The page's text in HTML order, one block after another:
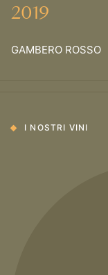
2019
GAMBERO ROSSO
I NOSTRI VINI